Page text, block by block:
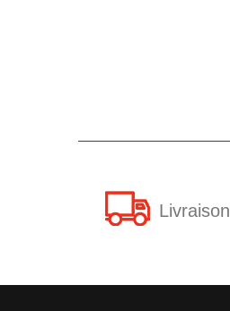
Livraison